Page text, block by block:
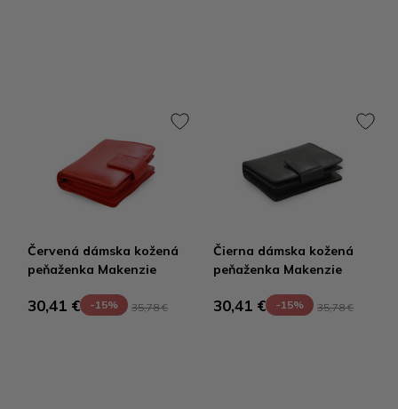
Červená dámska kožená
peňaženka Makenzie
30,41 € -15% 35,78 €
Čierna dámska kožená
peňaženka Makenzie
30,41 € -15% 35,78 €